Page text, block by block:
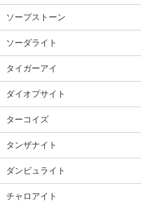
ソープストーン
ソーダライト
タイガーアイ
ダイオプサイト
ターコイズ
タンザナイト
ダンビュライト
チャロアイト